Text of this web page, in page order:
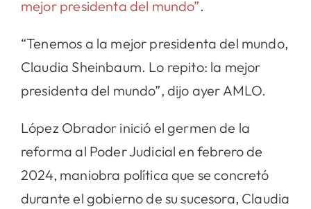
mejor presidenta del mundo”.
“Tenemos a la mejor presidenta del mundo,
Claudia Sheinbaum. Lo repito: la mejor
presidenta del mundo”, dijo ayer AMLO.
López Obrador inició el germen de la
reforma al Poder Judicial en febrero de
2024, maniobra política que se concretó
durante el gobierno de su sucesora, Claudia